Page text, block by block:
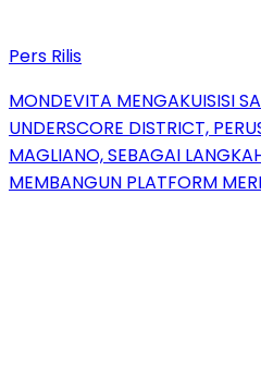
Pers Rilis
MONDEVITA MENGAKUISISI
UNDERSCORE DISTRICT,
MAGLIANO, SEBAGAI
MEMBANGUN PLATFORM